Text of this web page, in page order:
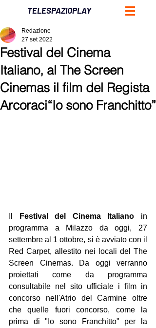
TELESPAZIOPLAY
Festival del Cinema
Italiano, al The Screen
Cinemas il film del Regista
Arcoraci“Io sono Franchitto”
Redazione
27 set 2022
Festival del Cinema Italiano in
programma a Milazzo da oggi, 27
settembre al 1 ottobre, si è avviato con il
Red Carpet, allestito nei locali del The
Screen Cinemas. Da oggi verranno
proiettati come da programma
consultabile nel sito ufficiale i film in
concorso nell'Atrio del Carmine oltre
che quelle fuori concorso, come la
prima di "Io sono Franchitto" per la